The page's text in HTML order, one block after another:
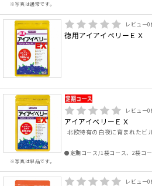
※写真は通常です。
レビュー0
徳用アイアイベリーＥＸ
※写真は単品です。
レビュー0
アイアイベリーＥＸ
北欧特有の白夜に育まれたビ
●定期コース/1袋コース、2袋コ
レビュー0